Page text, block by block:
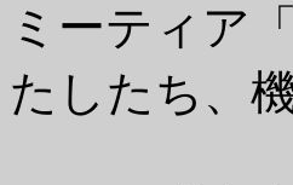
ミーティア
たしたち、